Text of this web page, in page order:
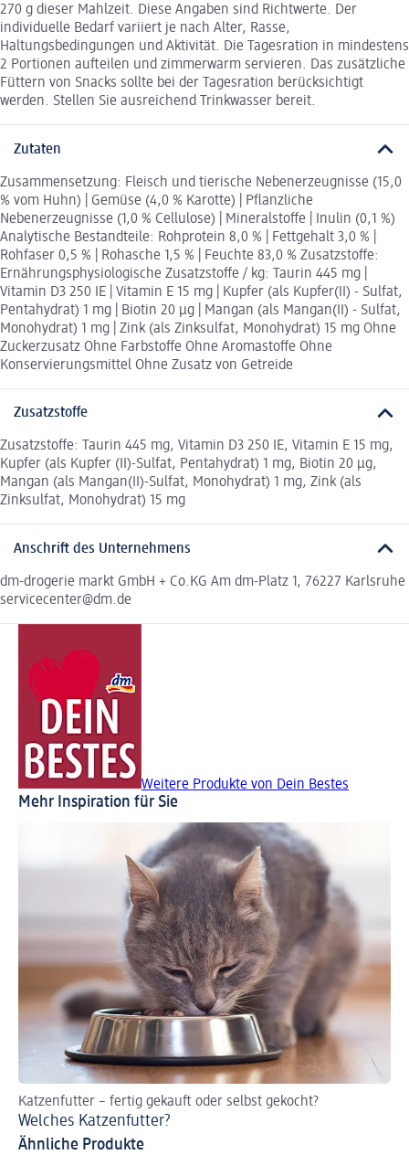
270 g dieser Mahlzeit. Diese Angaben sind Richtwerte. Der
individuelle Bedarf variiert je nach Alter, Rasse,
Haltungsbedingungen und Aktivität. Die Tagesration in mindestens
2 Portionen aufteilen und zimmerwarm servieren. Das zusätzliche
Füttern von Snacks sollte bei der Tagesration berücksichtigt
werden. Stellen Sie ausreichend Trinkwasser bereit.
Zutaten
Zusammensetzung: Fleisch und tierische Nebenerzeugnisse (15,0
% vom Huhn) | Gemüse (4,0 % Karotte) | Pflanzliche
Nebenerzeugnisse (1,0 % Cellulose) | Mineralstoffe | Inulin (0,1 %)
Analytische Bestandteile: Rohprotein 8,0 % | Fettgehalt 3,0 % |
Rohfaser 0,5 % | Rohasche 1,5 % | Feuchte 83,0 % Zusatzstoffe:
Ernährungsphysiologische Zusatzstoffe / kg: Taurin 445 mg |
Vitamin D3 250 IE | Vitamin E 15 mg | Kupfer (als Kupfer(II) - Sulfat,
Pentahydrat) 1 mg | Biotin 20 µg | Mangan (als Mangan(II) - Sulfat,
Monohydrat) 1 mg | Zink (als Zinksulfat, Monohydrat) 15 mg Ohne
Zuckerzusatz Ohne Farbstoffe Ohne Aromastoffe Ohne
Konservierungsmittel Ohne Zusatz von Getreide
Zusatzstoffe
Zusatzstoffe: Taurin 445 mg, Vitamin D3 250 IE, Vitamin E 15 mg,
Kupfer (als Kupfer (II)-Sulfat, Pentahydrat) 1 mg, Biotin 20 μg,
Mangan (als Mangan(II)-Sulfat, Monohydrat) 1 mg, Zink (als
Zinksulfat, Monohydrat) 15 mg
Anschrift des Unternehmens
dm-drogerie markt GmbH + Co.KG Am dm-Platz 1, 76227 Karlsruhe
servicecenter@dm.de
Weitere Produkte von Dein Bestes
Mehr Inspiration für Sie
Katzenfutter – fertig gekauft oder selbst gekocht?
Welches Katzenfutter?
Ähnliche Produkte